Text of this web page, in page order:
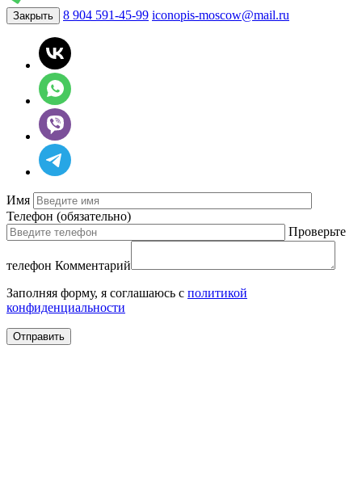
Закрыть 8 904 591-45-99 iconopis-moscow@mail.ru
Имя
Телефон (обязательно)
Проверьте
телефон Комментарий
Заполняя форму, я соглашаюсь с политикой
конфиденциальности